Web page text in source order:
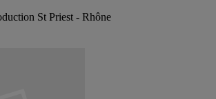
St Priest - Rhône